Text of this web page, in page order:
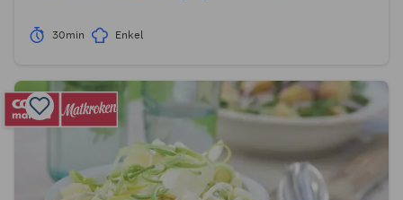
30min Enkel